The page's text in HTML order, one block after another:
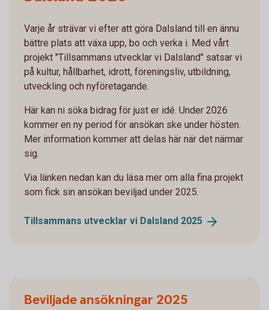
Varje år strävar vi efter att göra Dalsland till en ännu
bättre plats att växa upp, bo och verka i. Med vårt
projekt "Tillsammans utvecklar vi Dalsland" satsar vi
på kultur, hållbarhet, idrott, föreningsliv, utbildning,
utveckling och nyföretagande.
Här kan ni söka bidrag för just er idé. Under 2026
kommer en ny period för ansökan ske under hösten.
Mer information kommer att delas här när det närmar
sig.
Via länken nedan kan du läsa mer om alla fina projekt
som fick sin ansökan beviljad under 2025.
Tillsammans utvecklar vi Dalsland 2025
Beviljade ansökningar 2025